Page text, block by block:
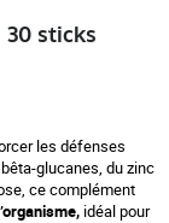
sticks
les défenses
glucanes, du zinc
ce complément
idéal pour